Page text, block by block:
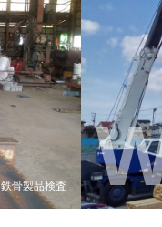
鉄骨製品検査